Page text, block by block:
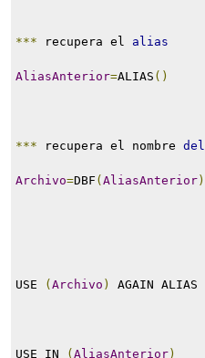
*** recupera el alias
AliasAnterior=ALIAS ()
*** recupera el nombre del
Archivo=DBF ( AliasAnterior)
USE ( Archivo ) AGAIN ALIAS
USE IN ( AliasAnterior)